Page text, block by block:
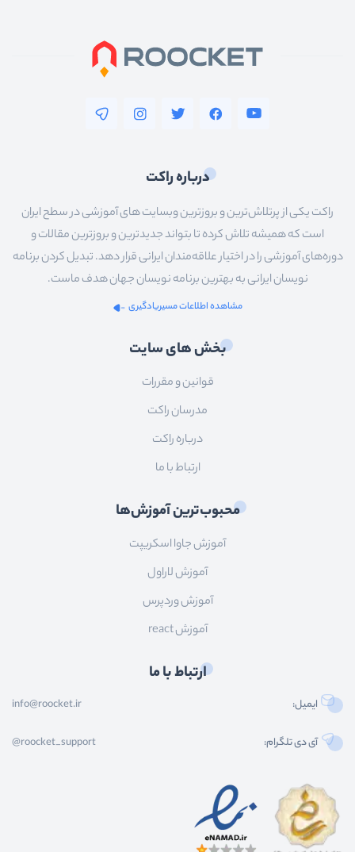
درباره راکت
راکت یکی از پرتلاش‌ترین و بروزترین وبسایت های آموزشی در سطح ایران
است که همیشه تلاش کرده تا بتواند جدیدترین و بروزترین مقالات و
دوره‌های آموزشی را در اختیار علاقه‌مندان ایرانی قرار دهد. تبدیل کردن برنامه
نویسان ایرانی به بهترین برنامه نویسان جهان هدف ماست.
مشاهده اطلاعات مسیریادگیری
بخش های سایت
قوانین و مقررات
مدرسان راکت
درباره راکت
ارتباط با ما
محبوب‌ترین آموزش‌ها
آموزش جاوا اسکریپت
آموزش لاراول
آموزش وردپرس
آموزش react
ارتباط با ما
ایمیل: info@roocket.ir
آی دی تلگرام: @roocket_support